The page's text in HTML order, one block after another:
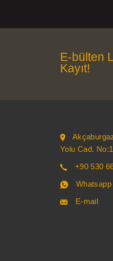
E-bülten
Kayıt!
Yolu Cad.
+90 530
Whatsapp
E-mail